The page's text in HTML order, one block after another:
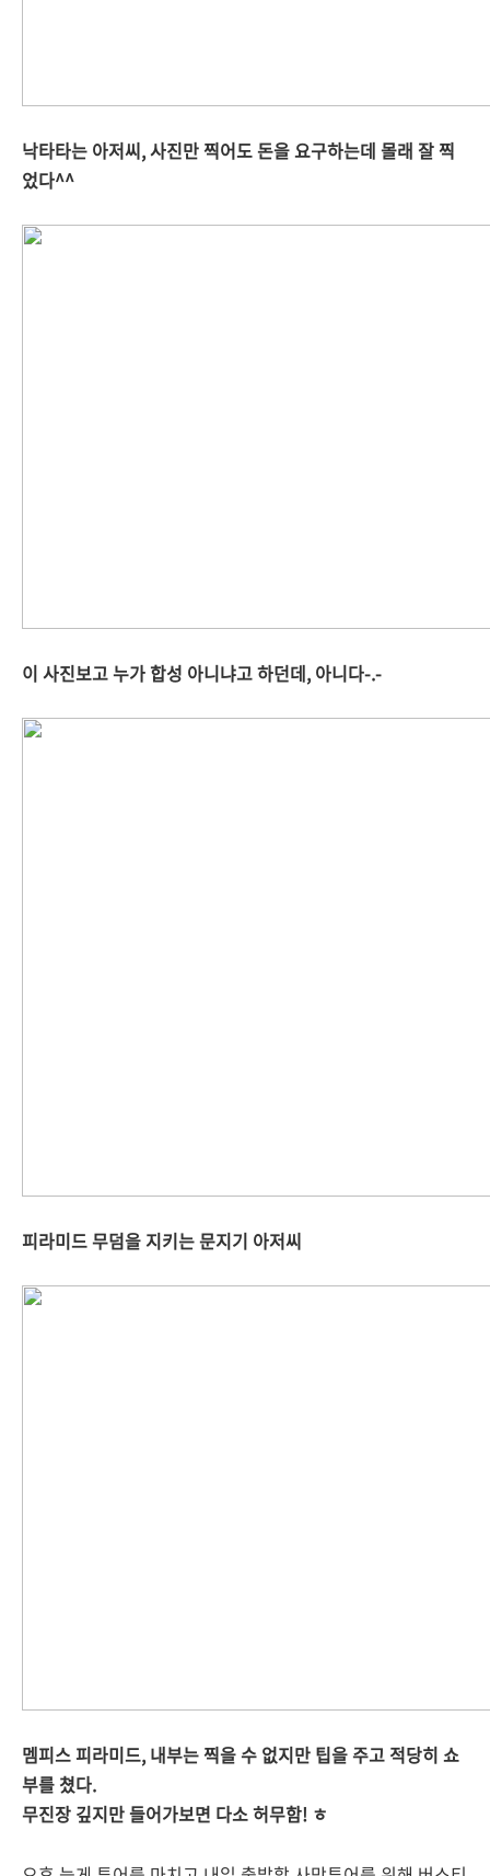
낙타타는 아저씨, 사진만 찍어도 돈을 요구하는데 몰래 잘 찍
었다^^
이 사진보고 누가 합성 아니냐고 하던데, 아니다-.-
피라미드 무덤을 지키는 문지기 아저씨
멤피스 피라미드, 내부는 찍을 수 없지만 팁을 주고 적당히 쇼
부를 쳤다.
무진장 깊지만 들어가보면 다소 허무함! ㅎ